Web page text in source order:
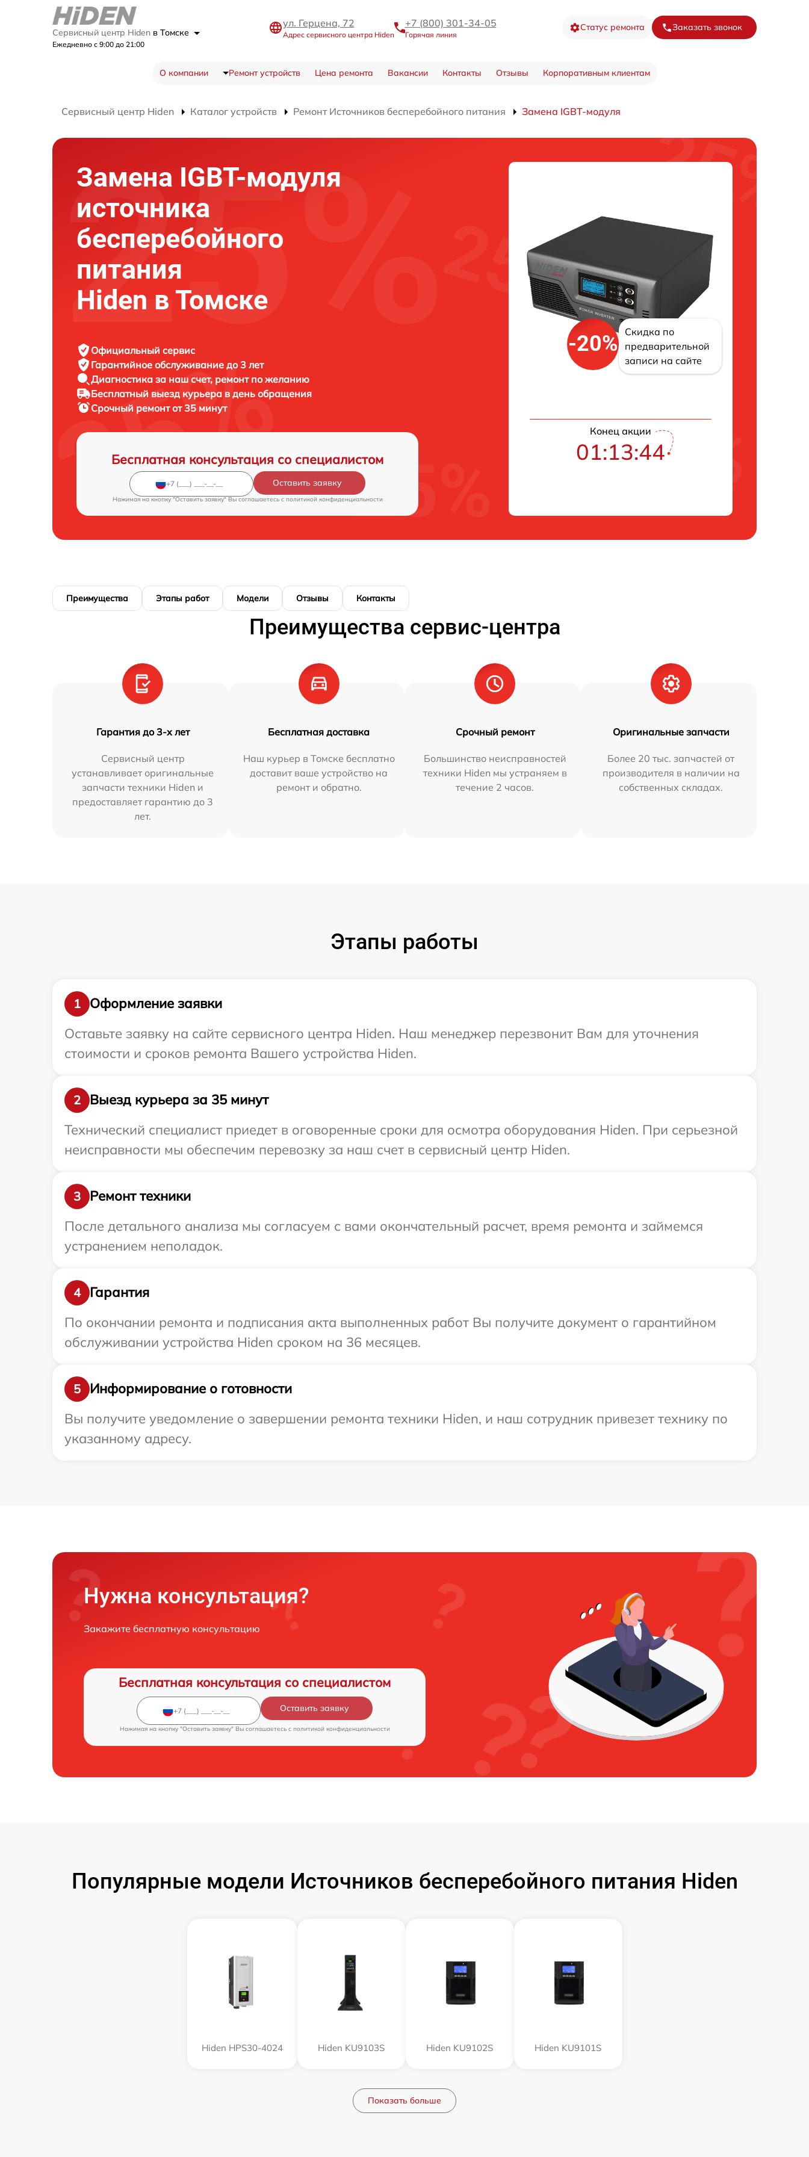
Сервисный центр Hiden в Томске
Ежедневно с 9:00 до 21:00
ул. Герцена, 72
Адрес сервисного центра Hiden
+7 (800) 301-34-05
Горячая линия
Статус ремонта Заказать звонок
О компании Ремонт устройств Цена ремонта Вакансии Контакты Отзывы Корпоративным клиентам
Сервисный центр Hiden Каталог устройств Ремонт Источников бесперебойного питания Замена IGBT-модуля
Замена IGBT-модуля
источника
бесперебойного
питания
Hiden в Томске
Официальный сервис
Гарантийное обслуживание до 3 лет
Диагностика за наш счет, ремонт по желанию
Бесплатный выезд курьера в день обращения
Срочный ремонтот 35 минут
Бесплатная консультация со специалистом
Оставить заявку
Нажимая на кнопку "Оставить заявку" Вы соглашаетесь c политикой конфиденциальности
-20%
Скидка по
предварительной
записи на сайте
Конец акции
01:13:43
Преимущества Этапы работ Модели Отзывы Контакты
Преимущества сервис-центра
Гарантия до 3-х лет
Сервисный центр
устанавливает оригинальные
запчасти техники Hiden и
предоставляет гарантию до 3
лет.
Бесплатная доставка
Наш курьер в Томске бесплатно
доставит ваше устройство на
ремонт и обратно.
Срочный ремонт
Большинство неисправностей
техники Hiden мы устраняем в
течение 2 часов.
Оригинальные запчасти
Более 20 тыс. запчастей от
производителя в наличии на
собственных складах.
Этапы работы
1
Оформление заявки
Оставьте заявку на сайте сервисного центра Hiden. Наш менеджер перезвонит Вам для уточнения
стоимости и сроков ремонта Вашего устройства Hiden.
2
Выезд курьера за 35 минут
Технический специалист приедет в оговоренные сроки для осмотра оборудования Hiden. При серьезной
неисправности мы обеспечим перевозку за наш счет в сервисный центр Hiden.
3
Ремонт техники
После детального анализа мы согласуем с вами окончательный расчет, время ремонта и займемся
устранением неполадок.
4
Гарантия
По окончании ремонта и подписания акта выполненных работ Вы получите документ о гарантийном
обслуживании устройства Hiden сроком на 36 месяцев.
5
Информирование о готовности
Вы получите уведомление о завершении ремонта техники Hiden, и наш сотрудник привезет технику по
указанному адресу.
Нужна консультация?
Закажите бесплатную консультацию
Бесплатная консультация со специалистом
Оставить заявку
Нажимая на кнопку "Оставить заявку" Вы соглашаетесь c политикой конфиденциальности
Популярные модели Источников бесперебойного питания Hiden
Hiden HPS30-4024 Hiden KU9103S Hiden KU9102S Hiden KU9101S
Показать больше